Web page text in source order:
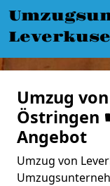
Umzug
Östringen
Angebot
Umzug von